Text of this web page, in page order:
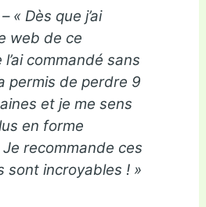
« Dès que j’ai
web de ce
commandé sans
permis de perdre 9
et je me sens
en forme
recommande ces
sont incroyables ! »